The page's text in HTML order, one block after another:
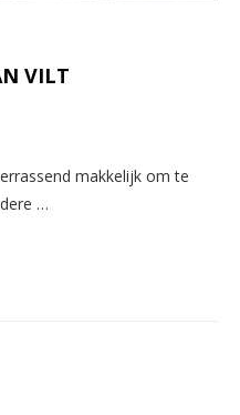
VILT
makkelijk om te
…